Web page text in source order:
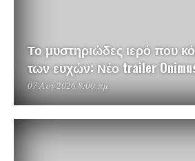
Το μυστηριώδες ιερό που
των ευχών: Νέο trailer
07 Αυγ 2026 8:00 πμ